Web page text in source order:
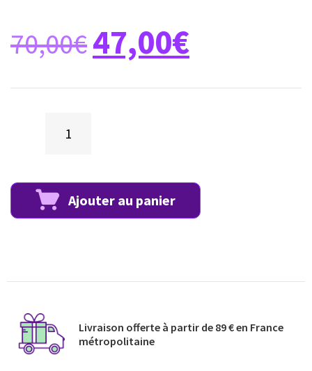
70,00€47,00€
Ajouter au panier
Livraison offerte à partir de 89 € en France
métropolitaine​